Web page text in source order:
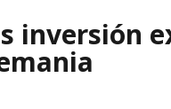
inversión